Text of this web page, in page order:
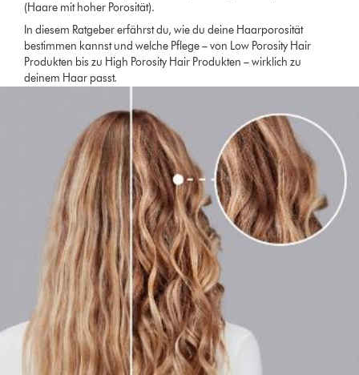
(Haare mit hoher Porosität).
In diesem Ratgeber erfährst du, wie du deine Haarporosität
bestimmen kannst und welche Pflege – von Low Porosity Hair
Produkten bis zu High Porosity Hair Produkten – wirklich zu
deinem Haar passt.